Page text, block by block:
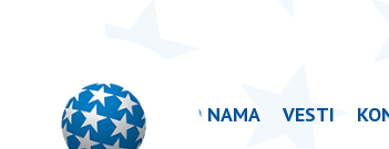
O NAMA VESTI